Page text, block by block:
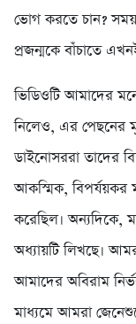
ভোগ করতে চান? সময়
প্রজন্মকে বাঁচাতে
ভিডিওটি আমাদের
নিলেও, এর পেছনের
ডাইনোসররা তাদের
আকস্মিক, বিপর্যয়কর
করেছিল। অন্যদিকে,
অধ্যায়টি লিখছে।
আমাদের অবিরাম
মাধ্যমে আমরা